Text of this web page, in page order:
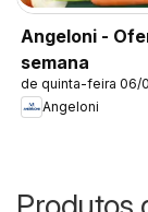
Angeloni -
semana
de quinta-feira 06/
Angeloni